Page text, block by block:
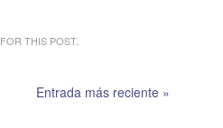
FOR THIS POST.
Entrada más reciente »